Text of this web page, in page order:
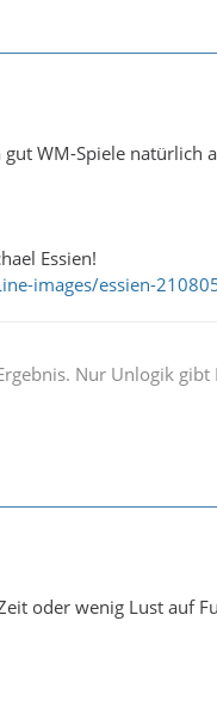
WM-Spiele natürlich
Essien!
images/essien-
Nur Unlogik gibt
oder wenig Lust auf